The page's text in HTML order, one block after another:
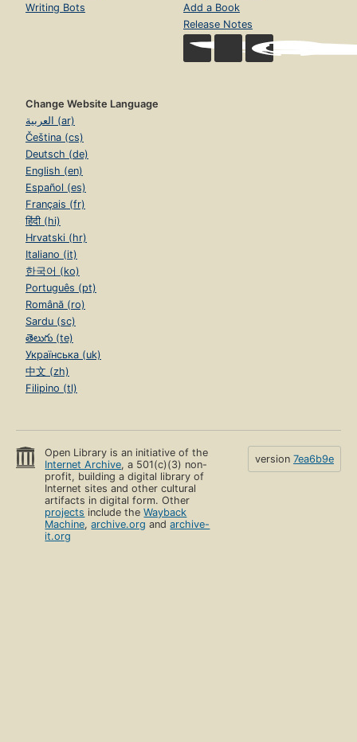
Writing Bots
Add a Book
Release Notes
Change Website Language
العربية (ar)
Čeština (cs)
Deutsch (de)
English (en)
Español (es)
Français (fr)
हिंदी (hi)
Hrvatski (hr)
Italiano (it)
한국어 (ko)
Português (pt)
Română (ro)
Sardu (sc)
తెలుగు (te)
Українська (uk)
中文 (zh)
Filipino (tl)
Open Library is an initiative of the
Internet Archive, a 501(c)(3) non-
profit, building a digital library of
Internet sites and other cultural
artifacts in digital form. Other
projects include theWayback
Machine,archive.org andarchive-
it.org
version 7ea6b9e